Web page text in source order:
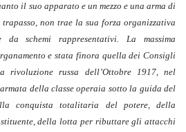
il suo apparato e un mezzo e una arma di
non trae la sua forza organizzativa
schemi rappresentativi. La massima
e stata finora quella dei Consigli
rivoluzione russa dell’Ottobre 1917, nel
della classe operaia sotto la guida del
conquista totalitaria del potere, della
della lotta per ributtare gli attacchi